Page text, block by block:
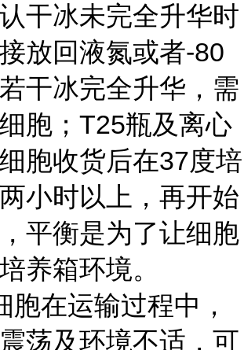
干冰未完全升华时
放回液氮或者-80
干冰完全升华，需
胞；T25瓶及离心
胞收货后在37度培
小时以上，再开始
平衡是为了让细胞
养箱环境。
胞在运输过程中，
荡及环境不适，可